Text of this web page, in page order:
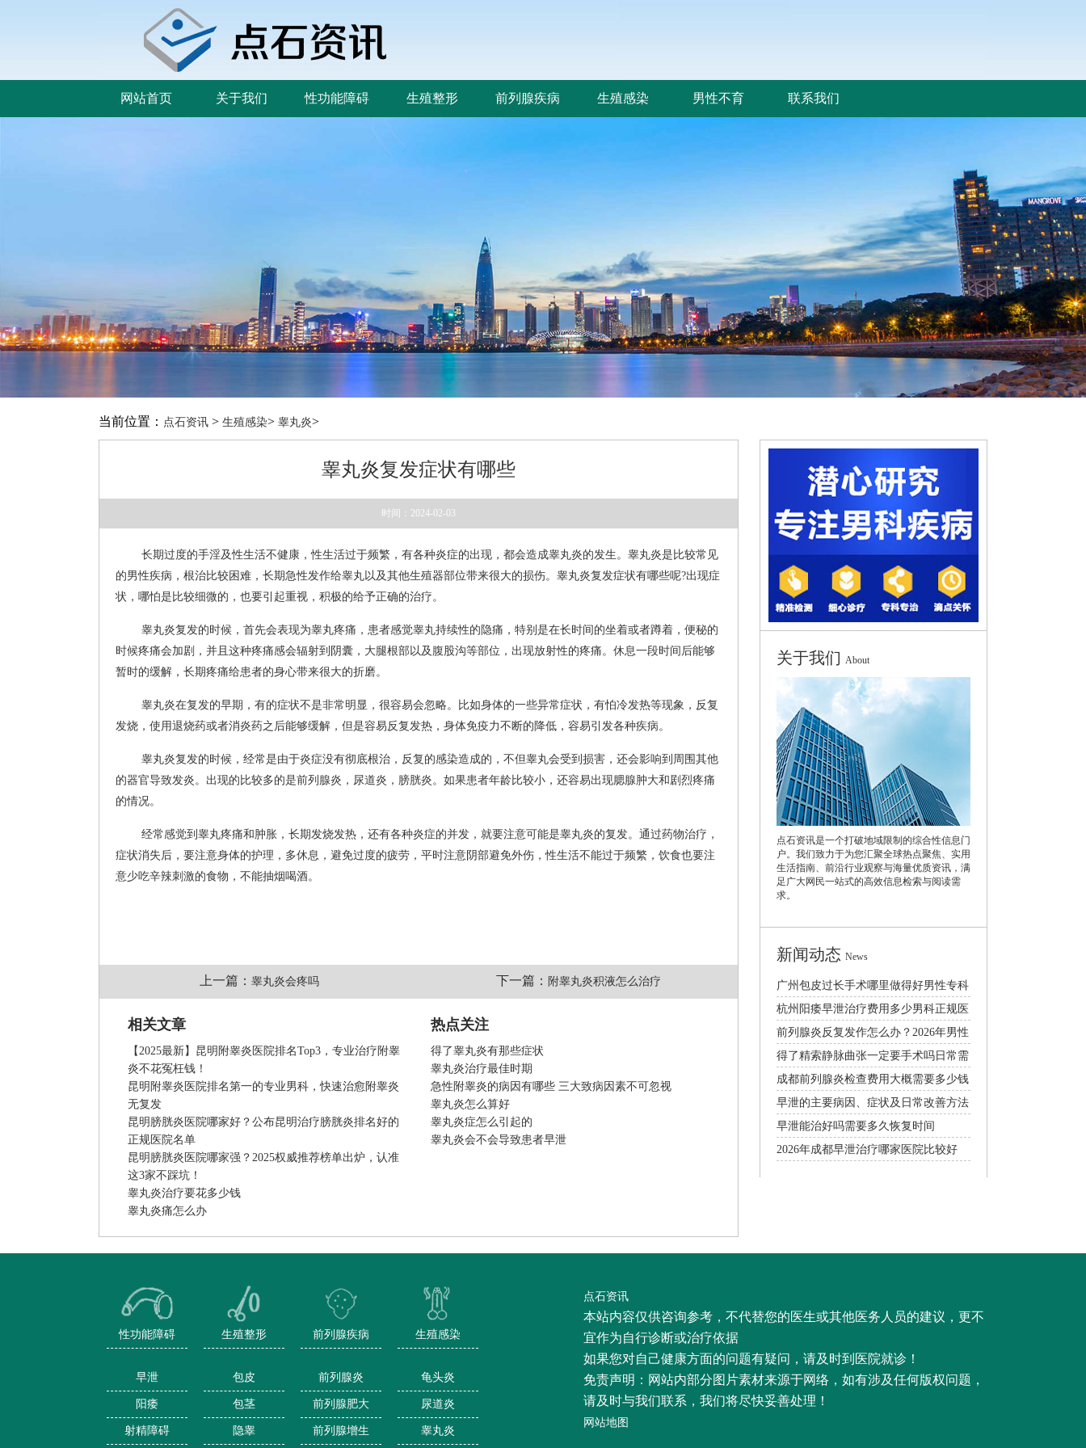
网站首页 关于我们 性功能障碍 生殖整形 前列腺疾病 生殖感染 男性不育 联系我们
当前位置： 点石资讯 > 生殖感染> 睾丸炎>
睾丸炎复发症状有哪些
时间：2024-02-03
长期过度的手淫及性生活不健康，性生活过于频繁，有各种炎症的出现，都会造成睾丸炎的发生。睾丸炎是比较常见
的男性疾病，根治比较困难，长期急性发作给睾丸以及其他生殖器部位带来很大的损伤。睾丸炎复发症状有哪些呢?出现症
状，哪怕是比较细微的，也要引起重视，积极的给予正确的治疗。
睾丸炎复发的时候，首先会表现为睾丸疼痛，患者感觉睾丸持续性的隐痛，特别是在长时间的坐着或者蹲着，便秘的
时候疼痛会加剧，并且这种疼痛感会辐射到阴囊，大腿根部以及腹股沟等部位，出现放射性的疼痛。休息一段时间后能够
暂时的缓解，长期疼痛给患者的身心带来很大的折磨。
睾丸炎在复发的早期，有的症状不是非常明显，很容易会忽略。比如身体的一些异常症状，有怕冷发热等现象，反复
发烧，使用退烧药或者消炎药之后能够缓解，但是容易反复发热，身体免疫力不断的降低，容易引发各种疾病。
睾丸炎复发的时候，经常是由于炎症没有彻底根治，反复的感染造成的，不但睾丸会受到损害，还会影响到周围其他
的器官导致发炎。出现的比较多的是前列腺炎，尿道炎，膀胱炎。如果患者年龄比较小，还容易出现腮腺肿大和剧烈疼痛
的情况。
经常感觉到睾丸疼痛和肿胀，长期发烧发热，还有各种炎症的并发，就要注意可能是睾丸炎的复发。通过药物治疗，
症状消失后，要注意身体的护理，多休息，避免过度的疲劳，平时注意阴部避免外伤，性生活不能过于频繁，饮食也要注
意少吃辛辣刺激的食物，不能抽烟喝酒。
上一篇： 睾丸炎会疼吗 下一篇： 附睾丸炎积液怎么治疗
相关文章
【2025最新】昆明附睾炎医院排名Top3，专业治疗附睾
炎不花冤枉钱！
昆明附睾炎医院排名第一的专业男科，快速治愈附睾炎
无复发
昆明膀胱炎医院哪家好？公布昆明治疗膀胱炎排名好的
正规医院名单
昆明膀胱炎医院哪家强？2025权威推荐榜单出炉，认准
这3家不踩坑！
睾丸炎治疗要花多少钱
睾丸炎痛怎么办
热点关注
得了睾丸炎有那些症状
睾丸炎治疗最佳时期
急性附睾炎的病因有哪些 三大致病因素不可忽视
睾丸炎怎么算好
睾丸炎症怎么引起的
睾丸炎会不会导致患者早泄
关于我们 About
点石资讯是一个打破地域限制的综合性信息门
户。我们致力于为您汇聚全球热点聚焦、实用
生活指南、前沿行业观察与海量优质资讯，满
足广大网民一站式的高效信息检索与阅读需
求。
新闻动态 News
广州包皮过长手术哪里做得好男性专科
医院口碑排行
杭州阳痿早泄治疗费用多少男科正规医
院排名推荐
前列腺炎反复发作怎么办？2026年男性
日常护理与科学治疗方法
得了精索静脉曲张一定要手术吗日常需
要注意什么
成都前列腺炎检查费用大概需要多少钱
早泄的主要病因、症状及日常改善方法
早泄能治好吗需要多久恢复时间
2026年成都早泄治疗哪家医院比较好
性功能障碍
早泄
阳痿
射精障碍
生殖整形
包皮
包茎
隐睾
前列腺疾病
前列腺炎
前列腺肥大
前列腺增生
生殖感染
龟头炎
尿道炎
睾丸炎
点石资讯
本站内容仅供咨询参考，不代替您的医生或其他医务人员的建议，更不
宜作为自行诊断或治疗依据
如果您对自己健康方面的问题有疑问，请及时到医院就诊！
免责声明：网站内部分图片素材来源于网络，如有涉及任何版权问题，
请及时与我们联系，我们将尽快妥善处理！
网站地图